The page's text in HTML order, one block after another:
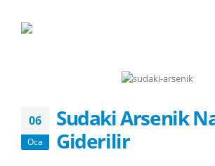
06
Oca
Sudaki Arsenik
Giderilir